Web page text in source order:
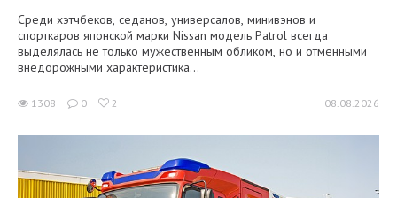
Среди хэтчбеков, седанов, универсалов, минивэнов и
спорткаров японской марки Nissan модель Patrol всегда
выделялась не только мужественным обликом, но и отменными
внедорожными характеристика...
1308 0 2 08.08.2026